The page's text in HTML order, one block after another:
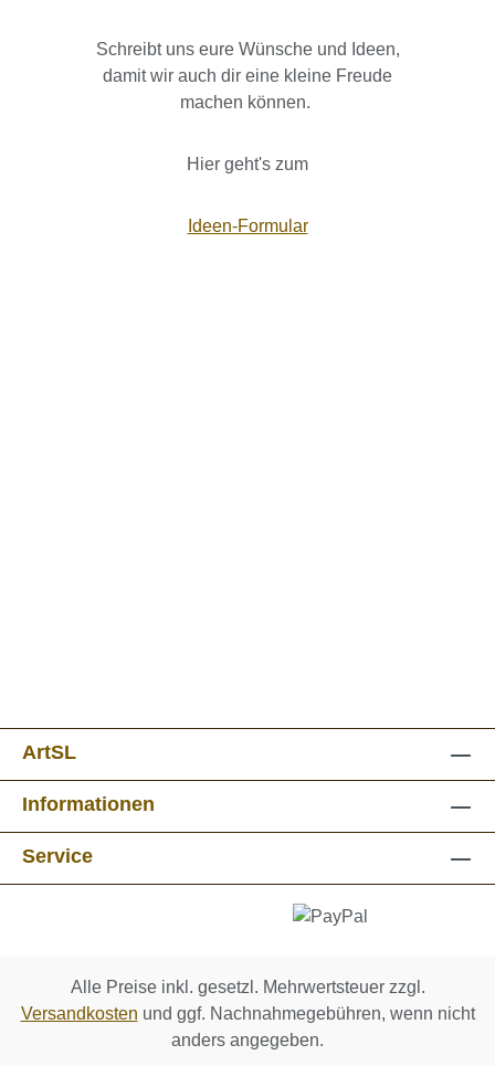
Schreibt uns eure Wünsche und Ideen,
damit wir auch dir eine kleine Freude
machen können.
Hier geht's zum
Ideen-Formular
ArtSL
Informationen
Service
Alle Preise inkl. gesetzl. Mehrwertsteuer zzgl.
Versandkosten und ggf. Nachnahmegebühren, wenn nicht
anders angegeben.